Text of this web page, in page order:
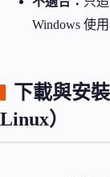
Windows 使
下載與安
Linux）